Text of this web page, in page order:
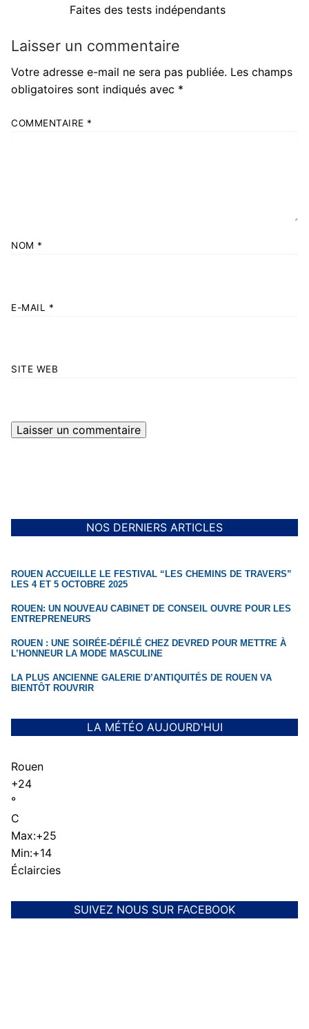
Faites des tests indépendants
Laisser un commentaire
Votre adresse e-mail ne sera pas publiée. Les champs
obligatoires sont indiqués avec *
COMMENTAIRE *
NOM *
E-MAIL *
SITE WEB
NOS DERNIERS ARTICLES
ROUEN ACCUEILLE LE FESTIVAL “LES CHEMINS DE TRAVERS”
LES 4 ET 5 OCTOBRE 2025
ROUEN: UN NOUVEAU CABINET DE CONSEIL OUVRE POUR LES
ENTREPRENEURS
ROUEN : UNE SOIRÉE-DÉFILÉ CHEZ DEVRED POUR METTRE À
L’HONNEUR LA MODE MASCULINE
LA PLUS ANCIENNE GALERIE D’ANTIQUITÉS DE ROUEN VA
BIENTÔT ROUVRIR
LA MÉTÉO AUJOURD'HUI
Rouen
+24
°
C
Max:+25
Min:+14
Éclaircies
SUIVEZ NOUS SUR FACEBOOK